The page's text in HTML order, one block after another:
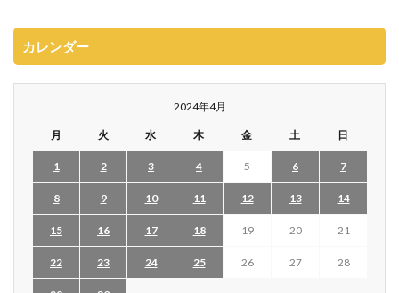
カレンダー
2024年4月
月 火 水 木 金 土 日
1 2 3 4 5 6 7
8 9 10 11 12 13 14
15 16 17 18 19 20 21
22 23 24 25 26 27 28